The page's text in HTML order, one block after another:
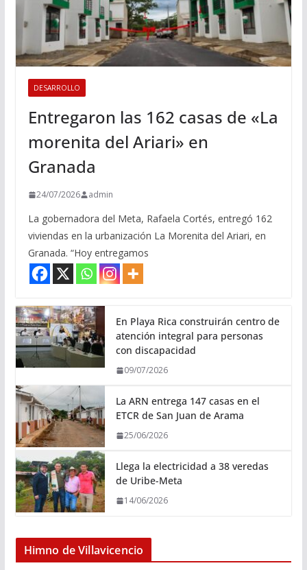
DESARROLLO
Entregaron las 162 casas de «La
morenita del Ariari» en
Granada
24/07/2026 admin
La gobernadora del Meta, Rafaela Cortés, entregó 162
viviendas en la urbanización La Morenita del Ariari, en
Granada. “Hoy entregamos
En Playa Rica construirán centro de
atención integral para personas
con discapacidad
09/07/2026
La ARN entrega 147 casas en el
ETCR de San Juan de Arama
25/06/2026
Llega la electricidad a 38 veredas
de Uribe-Meta
14/06/2026
Himno de Villavicencio